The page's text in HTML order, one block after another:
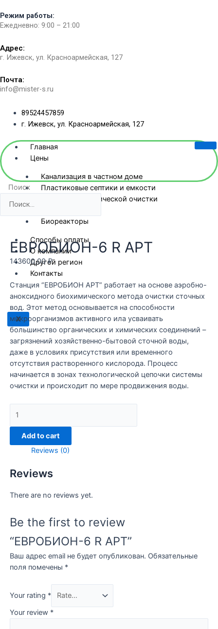
к
содержимому
Режим работы:
Ежедневно: 9:00 – 21:00
Адрес:
г. Ижевск, ул. Красноармейская, 127​
Почта:
info@mister-s.ru
89524457859
г. Ижевск, ул. Красноармейская, 127
Главная
Цены
Канализация в частном доме
Пластиковые септики и емкости
Станции биологической очистки
Биореакторы
Способы оплаты
О компании
Другой регион
Контакты
X
Поиск
ЕВРОБИОН-6 R АРТ
143600,00₽
Станция “ЕВРОБИОН АРТ” работает на основе аэробно-
аноксидного биохимического метода очистки сточных
вод. Этот метод основывается на способности
микроорганизмов активного ила усваивать
большинство органических и химических соединений –
загрязнений хозяйственно-бытовой сточной воды,
даже в условиях присутствия или временного
отсутствия растворенного кислорода. Процесс
начинается в зонах технологической цепочки системы
очистки и происходит по мере продвижения воды.
quantity
Add to cart
Reviews (0)
Reviews
There are no reviews yet.
Be the first to review
“ЕВРОБИОН-6 R АРТ”
Ваш адрес email не будет опубликован. Обязательные
поля помечены *
Your rating *
Your review *